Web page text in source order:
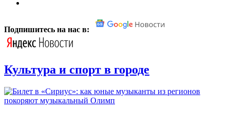
Подпишитесь на нас в:
Культура и спорт в городе